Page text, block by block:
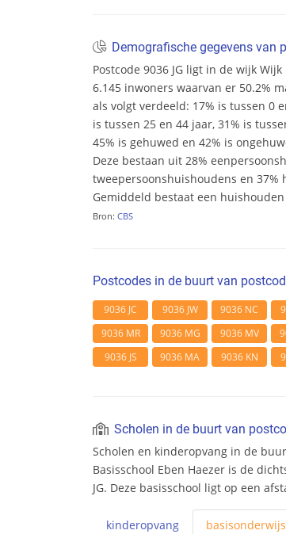
Demografische gegevens van
Postcode 9036 JG ligt in de wijk
6.145 inwoners waarvan er 50.2%
als volgt verdeeld: 17% is tussen 0
is tussen 25 en 44 jaar, 31% is
45% is gehuwed en 42% is
Deze bestaan uit 28%
tweepersoonshuishoudens en
Gemiddeld bestaat een
Bron: CBS
Postcodes in de buurt van
9036 JC 9036 JW 9036 NC
9036 MR
9036 MG 9036 MV
9036 JS
9036 MA 9036 KN
Scholen in de buurt van
Scholen en kinderopvang in de
Basisschool Eben Haezer is de
JG. Deze basisschool ligt op een
kinderopvang basisonderwijs